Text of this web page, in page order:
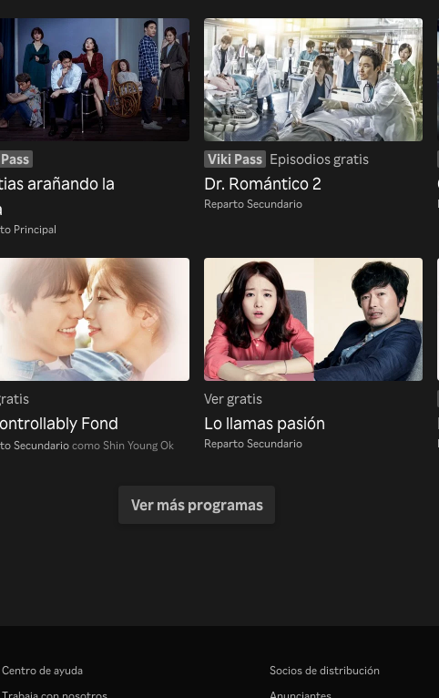
arañando la
Principal
Viki Pass Episodios gratis
Dr. Romántico 2
Reparto Secundario
Fond
Secundariocomo Shin Young Ok
Ver gratis
Lo llamas pasión
Reparto Secundario
Ver más programas
Centro de ayuda
Trabaja con nosotros
Socios de distribución
Anunciantes